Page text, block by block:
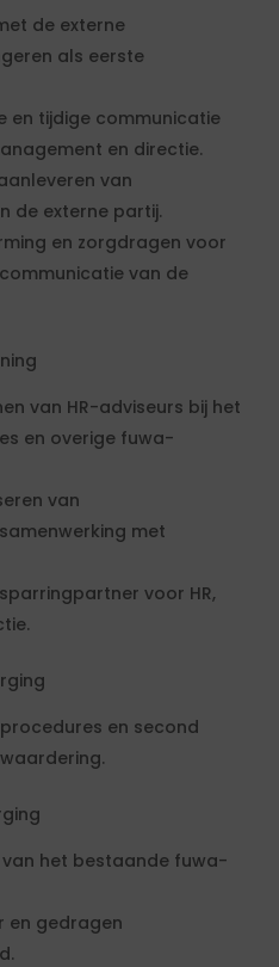
de externe
als eerste
en tijdige communicatie
en directie.
van
de externe partij.
en zorgdragen voor
van de
van HR-adviseurs bij het
en overige fuwa-
van
met
voor HR,
en second
van het bestaande fuwa-
en gedragen